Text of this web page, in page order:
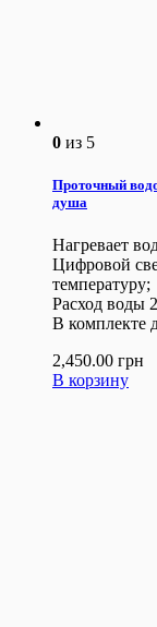
0 из 5
Проточный
душа
Нагревает
Цифровой
температуру;
Расход воды
В комплекте
2,450.00 грн
В корзину